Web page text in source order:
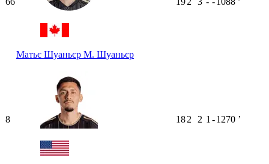
Матьє Шуаньєр М. Шуаньєр
8 182 2 1 -1270 ʼ